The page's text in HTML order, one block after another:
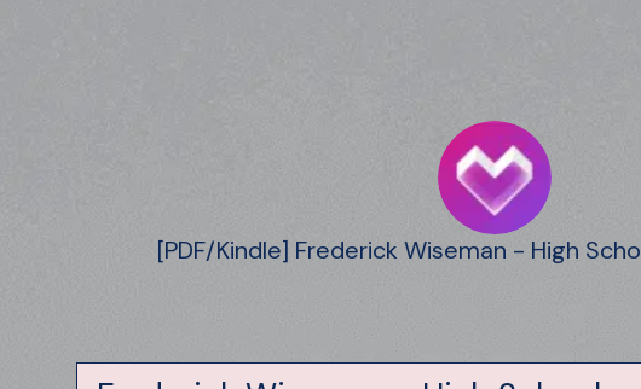
[PDF/Kindle] Frederick Wiseman - High